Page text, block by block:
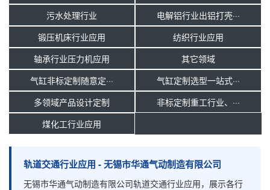
污水处理行业
电解铝行业出铝打壳···
锻压机床行业应用
纺织行业应用
轴承行业压力机应用
其它领域
气缸非标定制随意定···
气缸定制选型一站式···
多领域产品设计定制
非标定制重工行业、···
煤化工行业应用
轨道交通行业应用 - 无锡市华通气动制造有限公司
无锡市华通气动制造有限公司轨道交通行业应用，展示各行